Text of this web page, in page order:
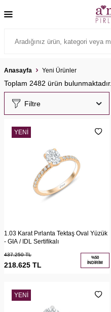
Anasayfa Yeni Ürünler
Toplam 2482 ürün bulunmaktadır.
Filtre
YENI
1.03 Karat Pırlanta Tektaş Oval Yüzük
- GIA / IDL Sertifikalı
437.250TL
218.625 TL
%50
İNDIRIM
YENI